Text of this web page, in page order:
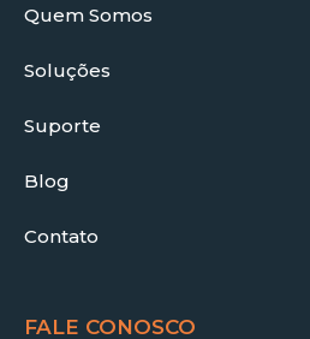
Quem Somos
Soluções
Suporte
Blog
Contato
FALE CONOSCO